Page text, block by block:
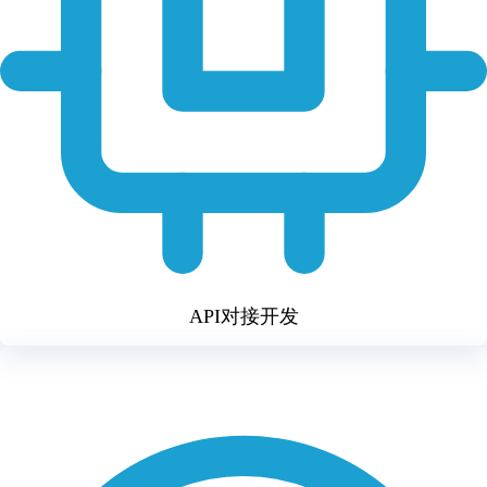
API对接开发